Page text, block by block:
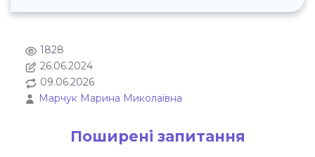
1828
26.06.2024
09.06.2026
Марчук Марина Миколаївна
Поширені запитання